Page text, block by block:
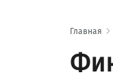
Главная